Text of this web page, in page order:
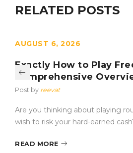
RELATED POSTS
AUGUST 6, 2026
Exactly How to Play
Comprehensive
Post by reevat
Are you thinking about playing
wish to risk your hard-earned
READ MORE